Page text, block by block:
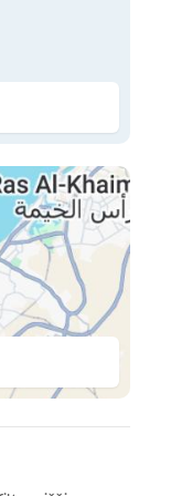
s
izby •
• trezor •
kávy a čaju
izba s
udržiavaných
•Izba Premier s
• izba situovaná
záhrady
a 2 deti) •
• max. 2